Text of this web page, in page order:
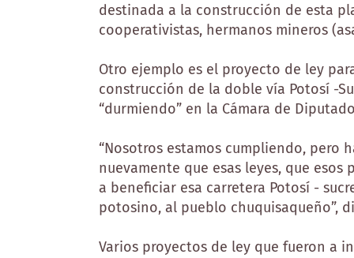
destinada a la construcción de esta
cooperativistas, hermanos mineros
Otro ejemplo es el proyecto de ley
construcción de la doble vía Potosí -
“durmiendo” en la Cámara de
“Nosotros estamos cumpliendo, pero
nuevamente que esas leyes, que
a beneficiar esa carretera Potosí -
potosino, al pueblo chuquisaqueño”,
Varios proyectos de ley que fueron a